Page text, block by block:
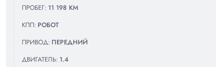
ПРОБЕГ: 11 198 КМ
КПП: РОБОТ
ПРИВОД: ПЕРЕДНИЙ
ДВИГАТЕЛЬ: 1.4